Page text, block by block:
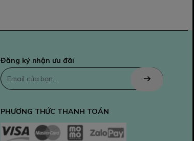
Đăng ký nhận ưu đãi
PHƯƠNG THỨC THANH TOÁN